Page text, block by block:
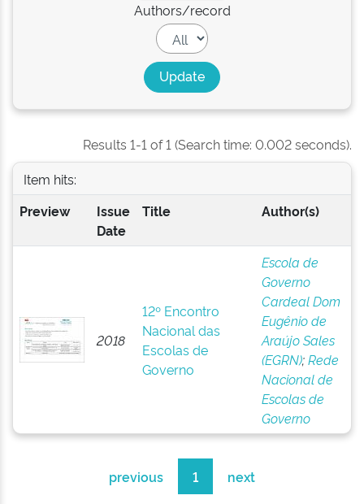
Authors/record
Results 1-1 of 1 (Search time: 0.002 seconds).
Item hits:
Preview
Issue
Date
Title Author(s)
2018
12º Encontro
Nacional das
Escolas de
Governo
Escola de
Governo
Cardeal Dom
Eugênio de
Araújo Sales
(EGRN);Rede
Nacional de
Escolas de
Governo
previous 1 next